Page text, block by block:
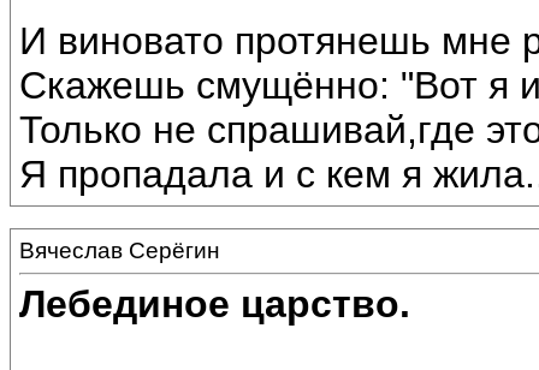
И виновато протянешь мне
Скажешь смущённо: "Вот я
Только не спрашивай,где
Я пропадала и с кем я
Вячеслав Серёгин
Лебединое царство.